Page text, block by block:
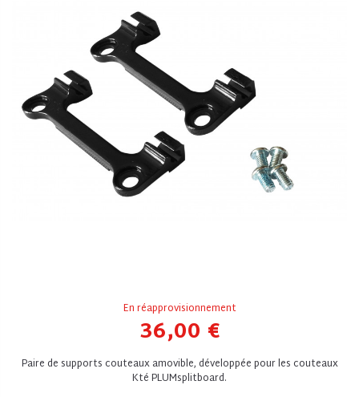
En réapprovisionnement
36,00 €
Paire de supports couteaux amovible, développée pour les couteaux
Kté PLUMsplitboard.